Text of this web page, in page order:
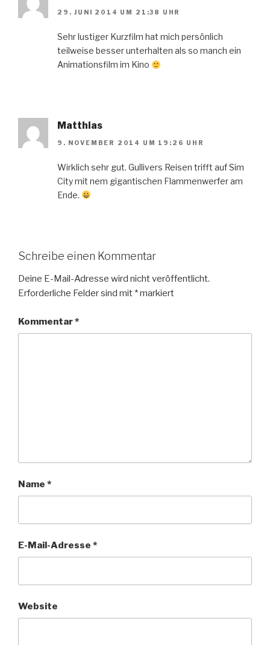
29. JUNI 2014 UM 21:38 UHR
Sehr lustiger Kurzfilm hat mich persönlich
teilweise besser unterhalten als so manch ein
Animationsfilm im Kino
Matthias
9. NOVEMBER 2014 UM 19:26 UHR
Wirklich sehr gut. Gullivers Reisen trifft auf Sim
City mit nem gigantischen Flammenwerfer am
Ende.
Schreibe einen Kommentar
Deine E-Mail-Adresse wird nicht veröffentlicht.
Erforderliche Felder sind mit *markiert
Kommentar*
Name *
E-Mail-Adresse *
Website